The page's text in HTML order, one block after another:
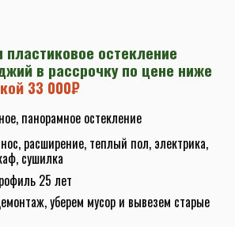
остекление
в рассрочку по цене ниже
33 000₽
панорамное остекление
расширение, теплый пол, электрика,
сушилка
25 лет
уберем мусор и вывезем старые